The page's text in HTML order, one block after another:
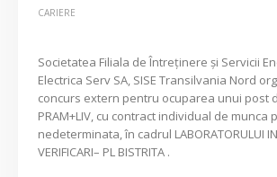
CARIERE
Societatea Filiala de Întreţinere şi Servicii
Electrica Serv SA, SISE Transilvania Nord
concurs extern pentru ocuparea unui post
PRAM+LIV, cu contract individual de munca
nedeterminata, în cadrul LABORATORULUI
VERIFICARI– PL BISTRITA .